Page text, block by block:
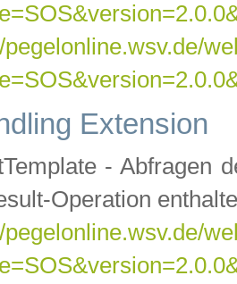
pegelonline.wsv.de/
Extension
- Abfragen
Operation
pegelonline.wsv.de/